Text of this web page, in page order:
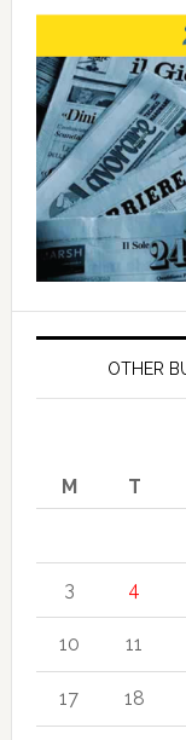
OTHER
M
T
3 4
10 11
17 18